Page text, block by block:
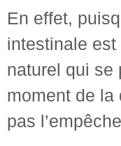
En effet,
intestinale
naturel qui se
moment de la
pas